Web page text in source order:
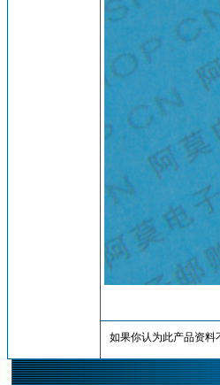
如果你认为此产品资料